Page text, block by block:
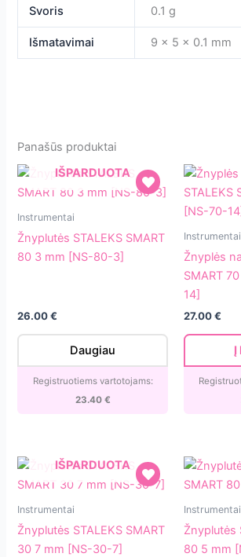
Svoris 0.1 g
Išmatavimai 9 × 5 × 0.1 mm
Panašūs produktai
Žnyplutės
STALEKS
SMART
[NS-
IŠPARDUOTA
Instrumentai
Žnyplutės STALEKS SMART
80 3 mm [NS-80-3]
26.00€
Daugiau
Registruotiems vartotojams:
23.40 €
Žnyplės
nagams
STALEKS
SMART
14
mm
70-
Instrumentai
Žnyplės
SMART
14]
27.00€
Į
Žnyplutės
STALEKS
SMART
IŠPARDUOTA
Instrumentai
Žnyplutės STALEKS SMART
30 7 mm [NS-30-7]
Žnyplutės
STALEKS
SMART
Instrumentai
Žnyplutės
80 5 mm